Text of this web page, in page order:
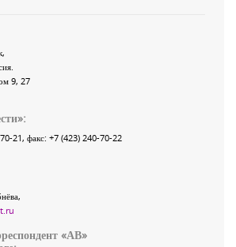
,
9, 27
»:
21, факс: +7 (423) 240-70-22
«АВ»